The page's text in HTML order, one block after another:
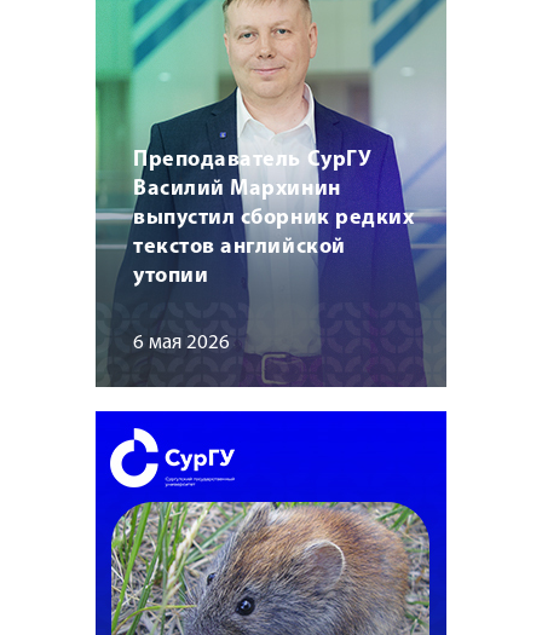
Преподаватель СурГУ
Василий Мархинин
выпустил сборник редких
текстов английской
утопии
6 мая 2026